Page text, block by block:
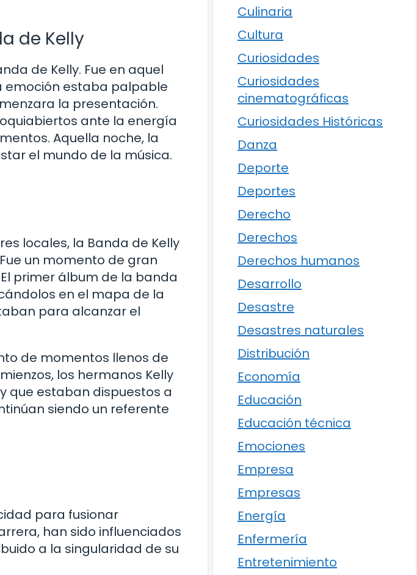
de Kelly
de Kelly. Fue en aquel
emoción estaba palpable
la presentación.
ante la energía
Aquella noche, la
el mundo de la música.
locales, la Banda de Kelly
un momento de gran
primer álbum de la banda
en el mapa de la
para alcanzar el
de momentos llenos de
los hermanos Kelly
que estaban dispuestos a
siendo un referente
para fusionar
han sido influenciados
a la singularidad de su
Culinaria
Cultura
Curiosidades
Curiosidades
cinematográficas
Curiosidades Históricas
Danza
Deporte
Deportes
Derecho
Derechos
Derechos humanos
Desarrollo
Desastre
Desastres naturales
Distribución
Economía
Educación
Educación técnica
Emociones
Empresa
Empresas
Energía
Enfermería
Entretenimiento